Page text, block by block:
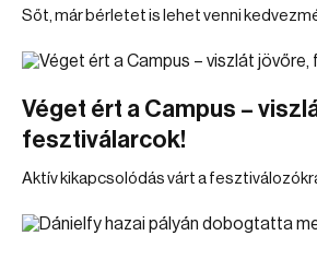
Sőt, már bérletet is lehet venni
Véget ért a Campus –
fesztiválarcok!
Aktív kikapcsolódás várt a